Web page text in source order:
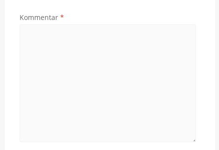
Kommentar *